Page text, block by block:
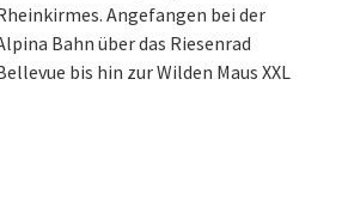
Angefangen bei der
Bahn über das Riesenrad
bis hin zur Wilden Maus XXL